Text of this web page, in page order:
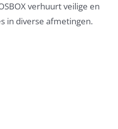
verhuurt veilige en
in diverse afmetingen.